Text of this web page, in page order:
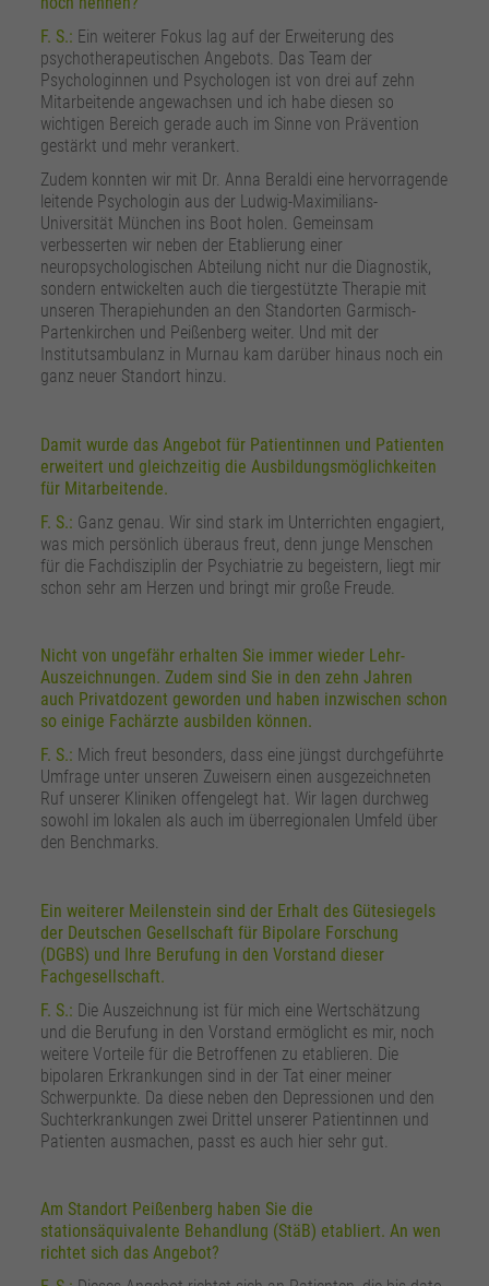
F. S.: Ein weiterer Fokus lag auf der Erweiterung des
psychotherapeutischen Angebots. Das Team der
Psychologinnen und Psychologen ist von drei auf zehn
Mitarbeitende angewachsen und ich habe diesen so
wichtigen Bereich gerade auch im Sinne von Prävention
gestärkt und mehr verankert.
Zudem konnten wir mit Dr. Anna Beraldi eine hervorragende
leitende Psychologin aus der Ludwig-Maximilians-
Universität München ins Boot holen. Gemeinsam
verbesserten wir neben der Etablierung einer
neuropsychologischen Abteilung nicht nur die Diagnostik,
sondern entwickelten auch die tiergestützte Therapie mit
unseren Therapiehunden an den Standorten Garmisch-
Partenkirchen und Peißenberg weiter. Und mit der
Institutsambulanz in Murnau kam darüber hinaus noch ein
ganz neuer Standort hinzu.
Damit wurde das Angebot für Patientinnen und Patienten
erweitert und gleichzeitig die Ausbildungsmöglichkeiten
für Mitarbeitende.
F. S.: Ganz genau. Wir sind stark im Unterrichten engagiert,
was mich persönlich überaus freut, denn junge Menschen
für die Fachdisziplin der Psychiatrie zu begeistern, liegt mir
schon sehr am Herzen und bringt mir große Freude.
Nicht von ungefähr erhalten Sie immer wieder Lehr-
Auszeichnungen. Zudem sind Sie in den zehn Jahren
auch Privatdozent geworden und haben inzwischen schon
so einige Fachärzte ausbilden können.
F. S.: Mich freut besonders, dass eine jüngst durchgeführte
Umfrage unter unseren Zuweisern einen ausgezeichneten
Ruf unserer Kliniken offengelegt hat. Wir lagen durchweg
sowohl im lokalen als auch im überregionalen Umfeld über
den Benchmarks.
Ein weiterer Meilenstein sind der Erhalt des Gütesiegels
der Deutschen Gesellschaft für Bipolare Forschung
(DGBS) und Ihre Berufung in den Vorstand dieser
Fachgesellschaft.
F. S.: Die Auszeichnung ist für mich eine Wertschätzung
und die Berufung in den Vorstand ermöglicht es mir, noch
weitere Vorteile für die Betroffenen zu etablieren. Die
bipolaren Erkrankungen sind in der Tat einer meiner
Schwerpunkte. Da diese neben den Depressionen und den
Suchterkrankungen zwei Drittel unserer Patientinnen und
Patienten ausmachen, passt es auch hier sehr gut.
Am Standort Peißenberg haben Sie die
stationsäquivalente Behandlung (StäB) etabliert. An wen
richtet sich das Angebot?